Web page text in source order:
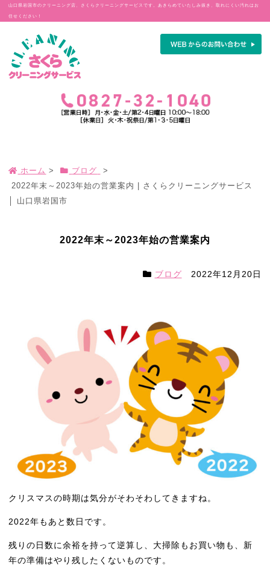
山口県岩国市のクリーニング店、さくらクリーニングサービスです。あきらめていたしみ抜き、取れにくい汚れはお
任せください！
ホーム > ブログ
>
2022年末～2023年始の営業案内 | さくらクリーニングサービス
│ 山口県岩国市
2022年末～2023年始の営業案内
2022年12月20日
ブログ
クリスマスの時期は気分がそわそわしてきますね。
2022年もあと数日です。
残りの日数に余裕を持って逆算し、大掃除もお買い物も、新
年の準備はやり残したくないものです。